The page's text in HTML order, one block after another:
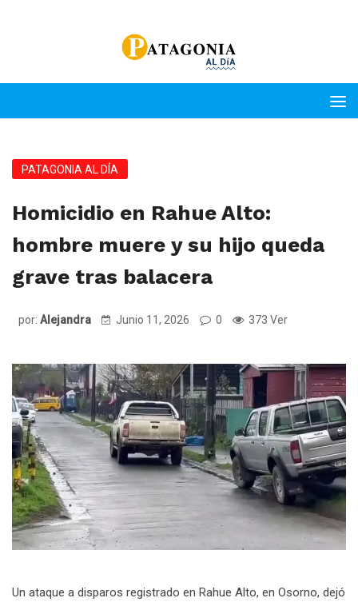
PATAGONIA AL DÍA
Homicidio en Rahue Alto:
hombre muere y su hijo queda
grave tras balacera
por: Alejandra Junio 11, 2026 0 373 Ver
Un ataque a disparos registrado en Rahue Alto, en Osorno, dejó